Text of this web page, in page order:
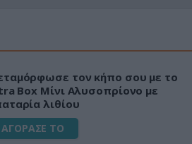
τον κήπο σου με το
Box Μίνι Αλυσοπρίονο με
λιθίου
ΑΓΟΡΑΣΕ ΤΟ